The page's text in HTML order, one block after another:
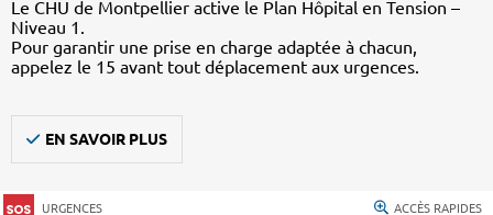
Le CHU de Montpellier active le Plan Hôpital en Tension –
Niveau 1.
Pour garantir une prise en charge adaptée à chacun,
appelez le 15 avant tout déplacement aux urgences.
EN SAVOIR PLUS
URGENCES ACCÈS RAPIDES